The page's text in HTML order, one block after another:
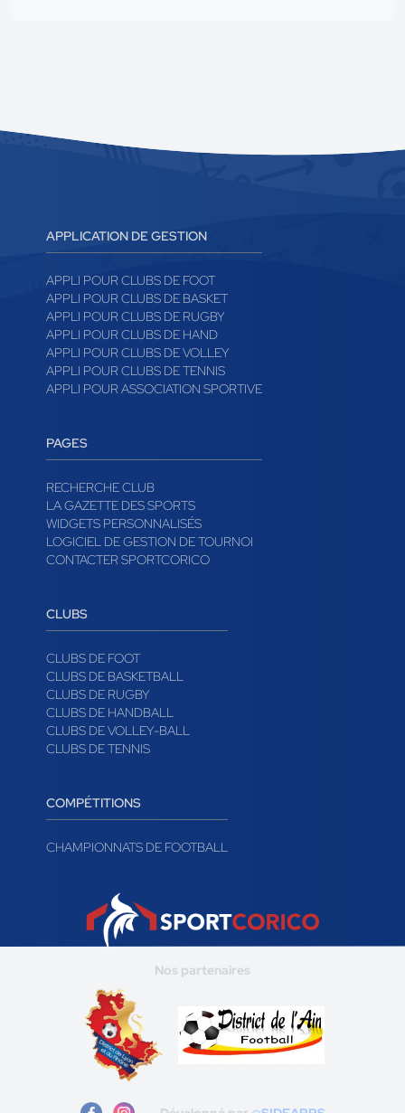
APPLICATION DE GESTION
APPLI POUR CLUBS DE FOOT
APPLI POUR CLUBS DE BASKET
APPLI POUR CLUBS DE RUGBY
APPLI POUR CLUBS DE HAND
APPLI POUR CLUBS DE VOLLEY
APPLI POUR CLUBS DE TENNIS
APPLI POUR ASSOCIATION SPORTIVE
PAGES
RECHERCHE CLUB
LA GAZETTE DES SPORTS
WIDGETS PERSONNALISÉS
LOGICIEL DE GESTION DE TOURNOI
CONTACTER SPORTCORICO
CLUBS
CLUBS DE FOOT
CLUBS DE BASKETBALL
CLUBS DE RUGBY
CLUBS DE HANDBALL
CLUBS DE VOLLEY-BALL
CLUBS DE TENNIS
COMPÉTITIONS
CHAMPIONNATS DE FOOTBALL
Nos partenaires